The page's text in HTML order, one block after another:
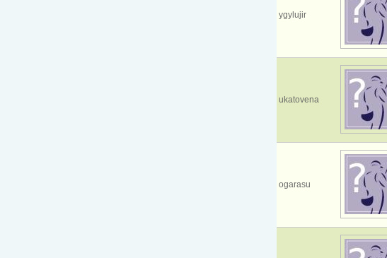
ygylujir
ukatovena
ogarasu